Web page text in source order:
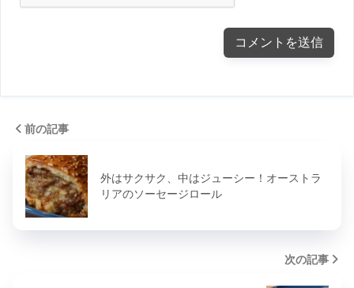
前の記事
外はサクサク、中はジューシー！オーストラ
リアのソーセージロール
次の記事